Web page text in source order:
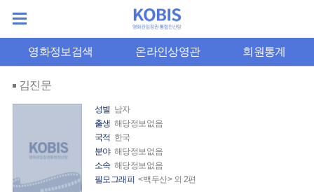
영화정보검색 온라인상영관 회원통계
김진문
성별 남자
출생 해당정보없음
국적 한국
분야 해당정보없음
소속 해당정보없음
필모그래피 <백두산> 외 2편